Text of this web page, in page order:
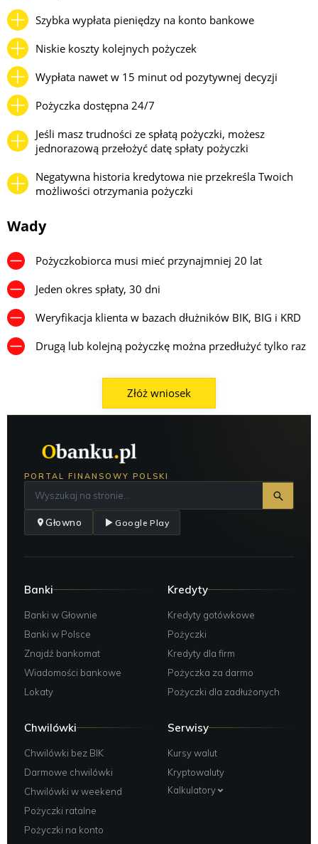
Szybka wypłata pieniędzy na konto bankowe
Niskie koszty kolejnych pożyczek
Wypłata nawet w 15 minut od pozytywnej decyzji
Pożyczka dostępna 24/7
Jeśli masz trudności ze spłatą pożyczki, możesz
jednorazową przełożyć datę spłaty pożyczki
Negatywna historia kredytowa nie przekreśla Twoich
możliwości otrzymania pożyczki
Wady
Pożyczkobiorca musi mieć przynajmniej 20 lat
Jeden okres spłaty, 30 dni
Weryfikacja klienta w bazach dłużników BIK, BIG i KRD
Drugą lub kolejną pożyczkę można przedłużyć tylko raz
Złóż wniosek
PORTAL FINANSOWY POLSKI
Głowno Google Play
Banki
Banki w Głownie
Banki w Polsce
Znajdź bankomat
Wiadomości bankowe
Lokaty
Kredyty
Kredyty gotówkowe
Pożyczki
Kredyty dla firm
Pożyczka za darmo
Pożyczki dla zadłużonych
Chwilówki
Chwilówki bez BIK
Darmowe chwilówki
Chwilówki w weekend
Pożyczki ratalne
Pożyczki na konto
Serwisy
Kursy walut
Kryptowaluty
Kalkulatory